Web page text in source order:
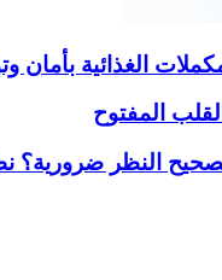
الغذائية بأمان
المفتوح
النظر ضرورية؟